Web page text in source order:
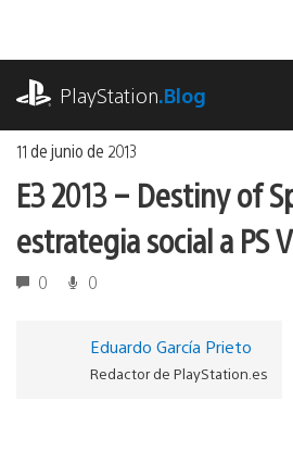
contenido
PlayStation.Blog
11 de junio de 2013
E3 2013 – Destiny of
estrategia social a PS
0 0
Eduardo García Prieto
Redactor de PlayStation.es